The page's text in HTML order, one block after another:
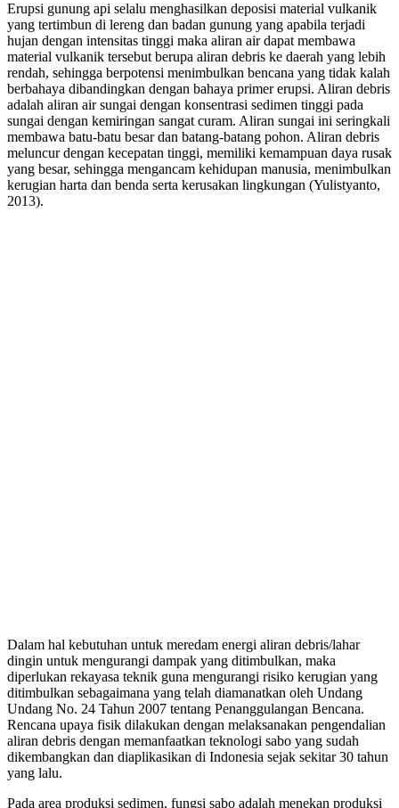
Erupsi gunung api selalu menghasilkan deposisi material vulkanik
yang tertimbun di lereng dan badan gunung yang apabila terjadi
hujan dengan intensitas tinggi maka aliran air dapat membawa
material vulkanik tersebut berupa aliran debris ke daerah yang lebih
rendah, sehingga berpotensi menimbulkan bencana yang tidak kalah
berbahaya dibandingkan dengan bahaya primer erupsi. Aliran debris
adalah aliran air sungai dengan konsentrasi sedimen tinggi pada
sungai dengan kemiringan sangat curam. Aliran sungai ini seringkali
membawa batu-batu besar dan batang-batang pohon. Aliran debris
meluncur dengan kecepatan tinggi, memiliki kemampuan daya rusak
yang besar, sehingga mengancam kehidupan manusia, menimbulkan
kerugian harta dan benda serta kerusakan lingkungan (Yulistyanto,
2013).
Dalam hal kebutuhan untuk meredam energi aliran debris/lahar
dingin untuk mengurangi dampak yang ditimbulkan, maka
diperlukan rekayasa teknik guna mengurangi risiko kerugian yang
ditimbulkan sebagaimana yang telah diamanatkan oleh Undang
Undang No. 24 Tahun 2007 tentang Penanggulangan Bencana.
Rencana upaya fisik dilakukan dengan melaksanakan pengendalian
aliran debris dengan memanfaatkan teknologi sabo yang sudah
dikembangkan dan diaplikasikan di Indonesia sejak sekitar 30 tahun
yang lalu.
Pada area produksi sedimen, fungsi sabo adalah menekan produksi